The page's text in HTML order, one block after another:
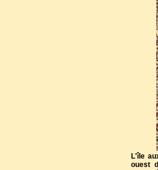
L'île
ouest
Les forfaits
sur la Croix, les
obligatoire,
Consécration